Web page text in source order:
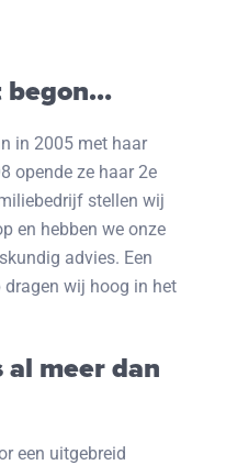
begon…
in 2005 met haar
opende ze haar 2e
stellen wij
en hebben we onze
advies. Een
wij hoog in het
meer dan
een uitgebreid